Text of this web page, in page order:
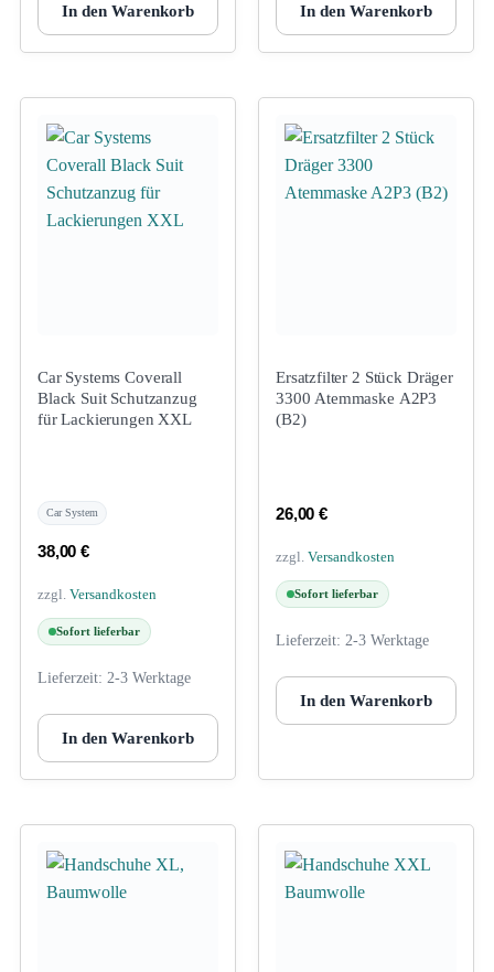
In den Warenkorb In den Warenkorb
Car Systems Coverall
Black Suit Schutzanzug
für Lackierungen XXL
Car System
38,00€
zzgl. Versandkosten
Sofort lieferbar
Lieferzeit: 2-3 Werktage
In den Warenkorb
Ersatzfilter 2 Stück Dräger
3300 Atemmaske A2P3
(B2)
26,00€
zzgl. Versandkosten
Sofort lieferbar
Lieferzeit: 2-3 Werktage
In den Warenkorb